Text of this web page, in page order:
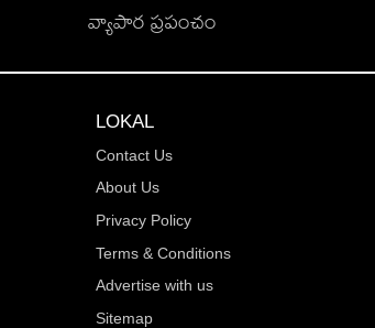
వ్యాపార ప్రపంచం
LOKAL
Contact Us
About Us
Privacy Policy
Terms & Conditions
Advertise with us
Sitemap